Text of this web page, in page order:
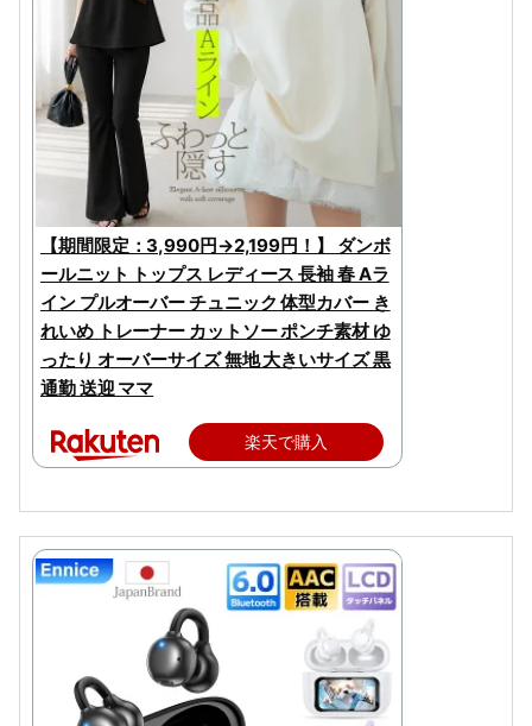
【期間限定：3,990円→2,199円！】 ダンボ
ールニット トップス レディース 長袖 春 Aラ
イン プルオーバー チュニック 体型カバー き
れいめ トレーナー カットソー ポンチ素材 ゆ
ったり オーバーサイズ 無地 大きいサイズ 黒
通勤 送迎 ママ
楽天で購入